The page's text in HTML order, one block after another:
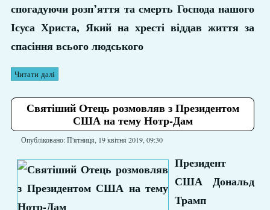
спогадуючи розп’яття та смерть Господа нашого
Ісуса Христа, Який на хресті віддав життя за
спасіння всього людського
Читати далі
Святіший Отець розмовляв з Президентом
США на тему Нотр-Дам
Опубліковано: П'ятниця, 19 квітня 2019, 09:30
Президент
США Дональд
Трамп